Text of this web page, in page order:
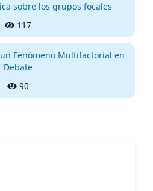
sobre los grupos focales
117
Fenómeno Multifactorial en
Debate
90